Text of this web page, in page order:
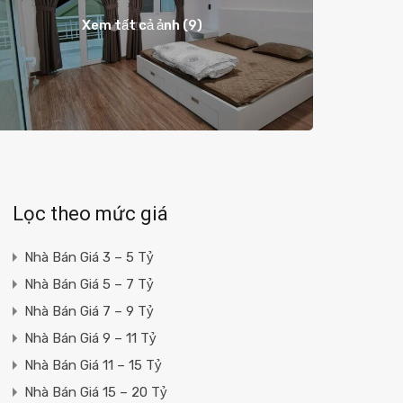
Xem tất cả ảnh (9)
Lọc theo mức giá
Nhà Bán Giá 3 – 5 Tỷ
Nhà Bán Giá 5 – 7 Tỷ
Nhà Bán Giá 7 – 9 Tỷ
Nhà Bán Giá 9 – 11 Tỷ
Nhà Bán Giá 11 – 15 Tỷ
Nhà Bán Giá 15 – 20 Tỷ